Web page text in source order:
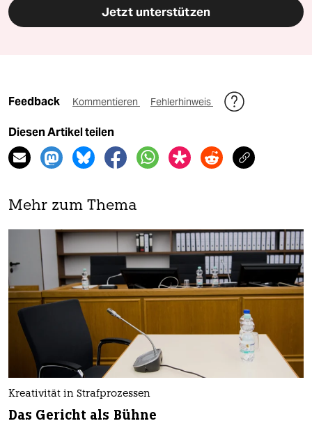
Jetzt unterstützen
Feedback Kommentieren Fehlerhinweis
Diesen Artikel teilen
Mehr zum Thema
Kreativität in Strafprozessen
Das Gericht als Bühne